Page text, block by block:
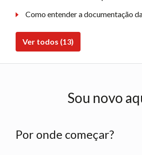
Como entender a documentação
Ver todos (13)
Sou novo
Por onde começar?